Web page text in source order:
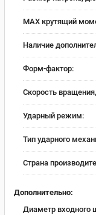
MAX крутящий
Наличие
Форм-фактор:
Скорость
Ударный режим:
Тип ударного
Страна
Дополнительно:
Диаметр входного